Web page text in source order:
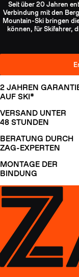
Seit über 20 Jahren
Verbindung mit den
Mountain-Ski bringen
können, für Skifahrer,
2 JAHREN
AUF SKI*
VERSAND UNTER
48 STUNDEN
BERATUNG DURCH
ZAG-EXPERTEN
MONTAGE DER
BINDUNG